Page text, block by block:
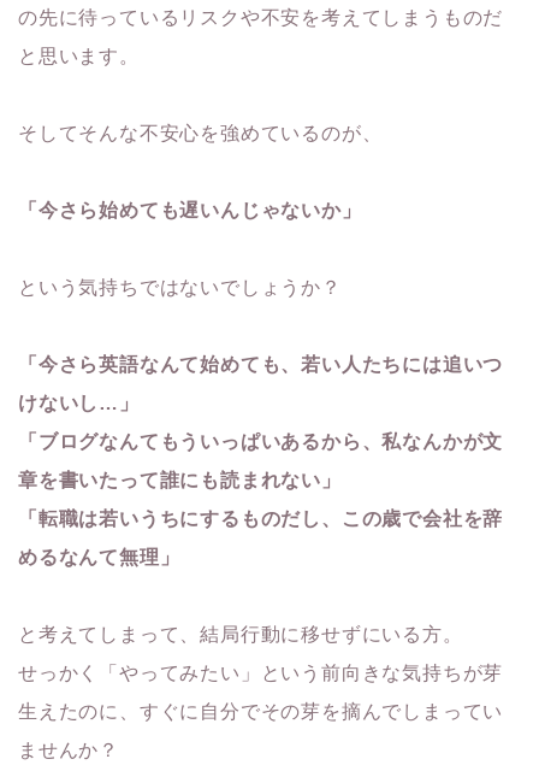
の先に待っているリスクや不安を考えてしまうものだ
と思います。
そしてそんな不安心を強めているのが、
「今さら始めても遅いんじゃないか」
という気持ちではないでしょうか？
「今さら英語なんて始めても、若い人たちには追いつ
けないし…」
「ブログなんてもういっぱいあるから、私なんかが文
章を書いたって誰にも読まれない」
「転職は若いうちにするものだし、この歳で会社を辞
めるなんて無理」
と考えてしまって、結局行動に移せずにいる方。
せっかく「やってみたい」という前向きな気持ちが芽
生えたのに、すぐに自分でその芽を摘んでしまってい
ませんか？